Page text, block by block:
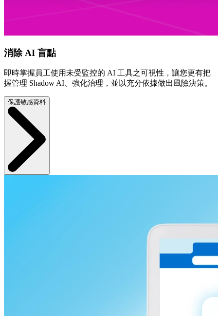
消除 AI 盲點
即時掌握員工使用未受監控的 AI 工具之可視性，讓您更有把
握管理 Shadow AI、強化治理，並以充分依據做出風險決策。
保護敏感資料